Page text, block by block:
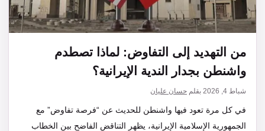
من التهديد إلى التفاوض: لماذا تصطدم
واشنطن بجدار الندية الإيرانية؟
شباط 4, 2026 بقلم حسان عليان
في كل مرة تعود فيها واشنطن للحديث عن “فرصة تفاوض” مع
الجمهورية الإسلامية الإيرانية، يظهر التناقض الفاضح بين الخطاب